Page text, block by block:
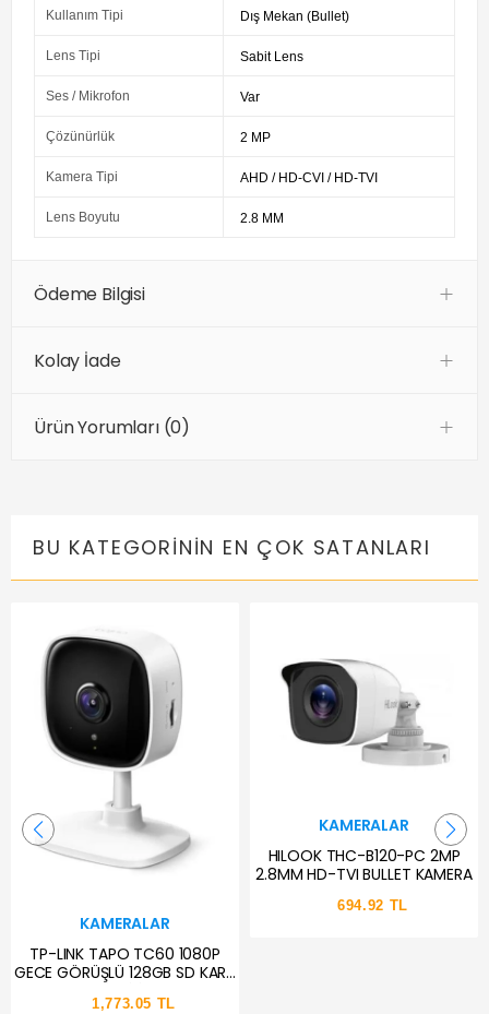
Kullanım Tipi Dış Mekan (Bullet)
Lens Tipi Sabit Lens
Ses / Mikrofon Var
Çözünürlük 2 MP
Kamera Tipi AHD / HD-CVI / HD-TVI
Lens Boyutu 2.8 MM
Ödeme Bilgisi
Kolay İade
Ürün Yorumları (0)
BU KATEGORININ EN ÇOK SATANLARI
KAMERALAR
TP-LINK TAPO TC60 1080P
GECE GÖRÜŞLÜ 128GB SD KART
1,773.05 TL
KAMERALAR
HILOOK THC-B120-PC 2MP
2.8MM HD-TVI BULLET KAMERA
694.92 TL